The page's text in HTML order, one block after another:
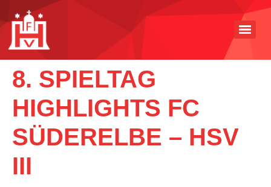
8. SPIELTAG
HIGHLIGHTS FC
SÜDERELBE – HSV
III